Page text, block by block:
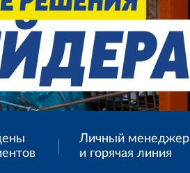
Личный менеджер
и горячая линия